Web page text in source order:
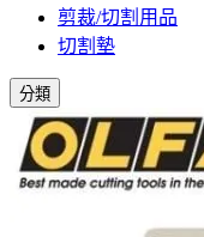
剪裁/切割用品
切割墊
分類